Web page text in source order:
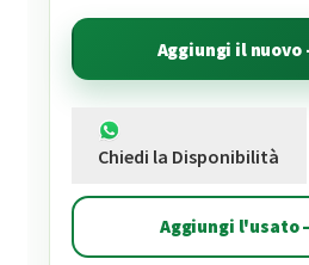
Aggiungi il nuovo
Chiedi la Disponibilità
Aggiungi l'usato